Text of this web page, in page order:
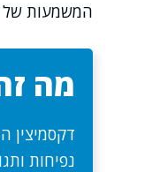
המשמעות של
מה
דקסמיצין
נפיחות